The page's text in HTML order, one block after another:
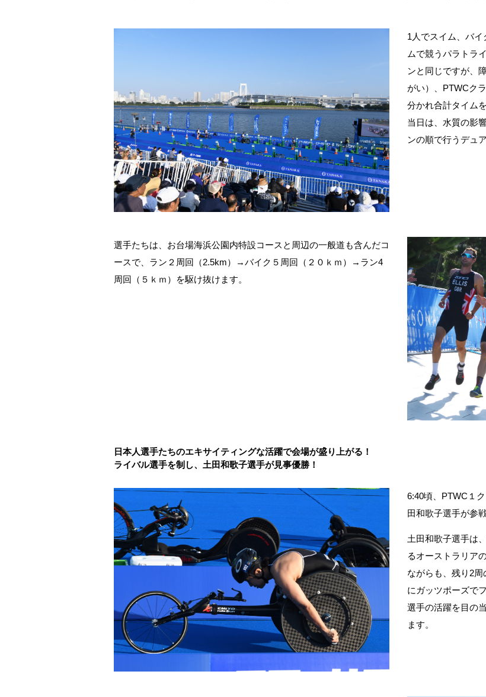
1人でスイム、バイ
ムで競うパラトラ
ンと同じですが、
がい）、
PTWCク
分かれ合計タイム
当日は、水質の影
ンの順で行うデュ
選手たちは、お台場海浜公園内特設コースと周辺の一般道も含んだコ
ースで、ラン２周回（2.5km）→バイク５周回（２０ｋｍ）→ラン4
周回（５ｋｍ）を駆け抜けます。
日本人選手たちのエキサイティングな活躍で会場が盛り上がる！
ライバル選手を制し、土田和歌子選手が見事優勝！
6:40頃、 PTWC １
田和歌子選手が参
土田和歌子選手は
るオーストラリア
ながらも、残り 2周
にガッツポーズで
選手の活躍を目の
ます。